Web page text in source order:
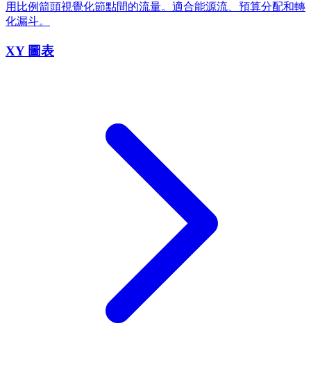
用比例箭頭視覺化節點間的流量。適合能源流、預算分配和轉
化漏斗。
XY 圖表